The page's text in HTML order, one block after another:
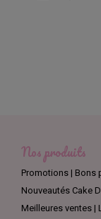
Nos produits
Promotions | Bons
Nouveautés Cake
Meilleures ventes |